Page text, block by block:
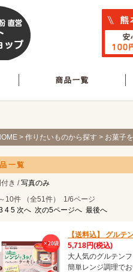
> 作りたいものから探す > お菓子
一覧
き /写真のみ
10件 （全51件） 1/6ページ
4 5 次へ 次の5ページへ 最後へ
【送料込】 グル
5,718円(税込)
大人気のグルテン
簡単レンジ調理で